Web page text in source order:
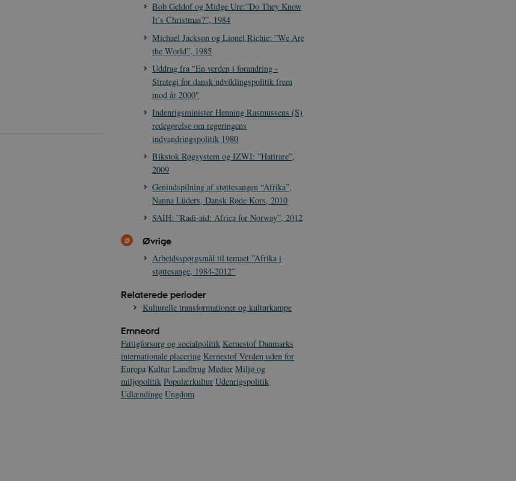
Bob Geldof og Midge Ure:”Do They Know
It’s Christmas?”, 1984
Michael Jackson og Lionel Richie: ”We Are
the World”, 1985
Uddrag fra "En verden i forandring -
Strategi for dansk udviklingspolitik frem
mod år 2000"
Indenrigsminister Henning Rasmussens (S)
redegørelse om regeringens
indvandringspolitik 1980
Bikstok Røgsystem og IZWI: ”Hatirare”,
2009
Genindspilning af støttesangen “Afrika”,
Nanna Lüders, Dansk Røde Kors, 2010
SAIH: ”Radi-aid: Africa for Norway”, 2012
Øvrige
Arbejdsspørgsmål til temaet ”Afrika i
støttesange, 1984-2012”
Relaterede perioder
Kulturelle transformationer og kulturkampe
Emneord
Fattigforsorg og socialpolitik Kernestof Danmarks
internationale placering Kernestof Verden uden for
Europa Kultur Landbrug Medier Miljø og
miljøpolitik Populærkultur Udenrigspolitik
Udlændinge Ungdom